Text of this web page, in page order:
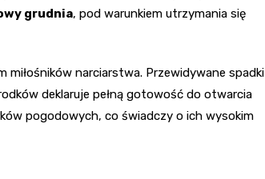
grudnia, pod warunkiem utrzymania się
narciarstwa. Przewidywane spadki
deklaruje pełną gotowość do otwarcia
pogodowych, co świadczy o ich wysokim